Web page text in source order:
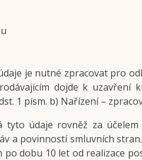
je nutné zpracovat pro
dojde k uzavření
1 písm. b) Nařízení –
tyto údaje rovněž za
a povinností smluvních
po dobu 10 let od realizace